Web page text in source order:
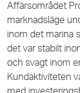
Affärsområdet
marknadsläge
inom det marina
det var stabilt
och svagt inom
Kundaktiviteten